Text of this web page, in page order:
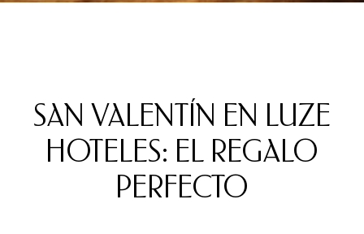
SAN VALENTÍN EN LUZE
HOTELES: EL REGALO
PERFECTO